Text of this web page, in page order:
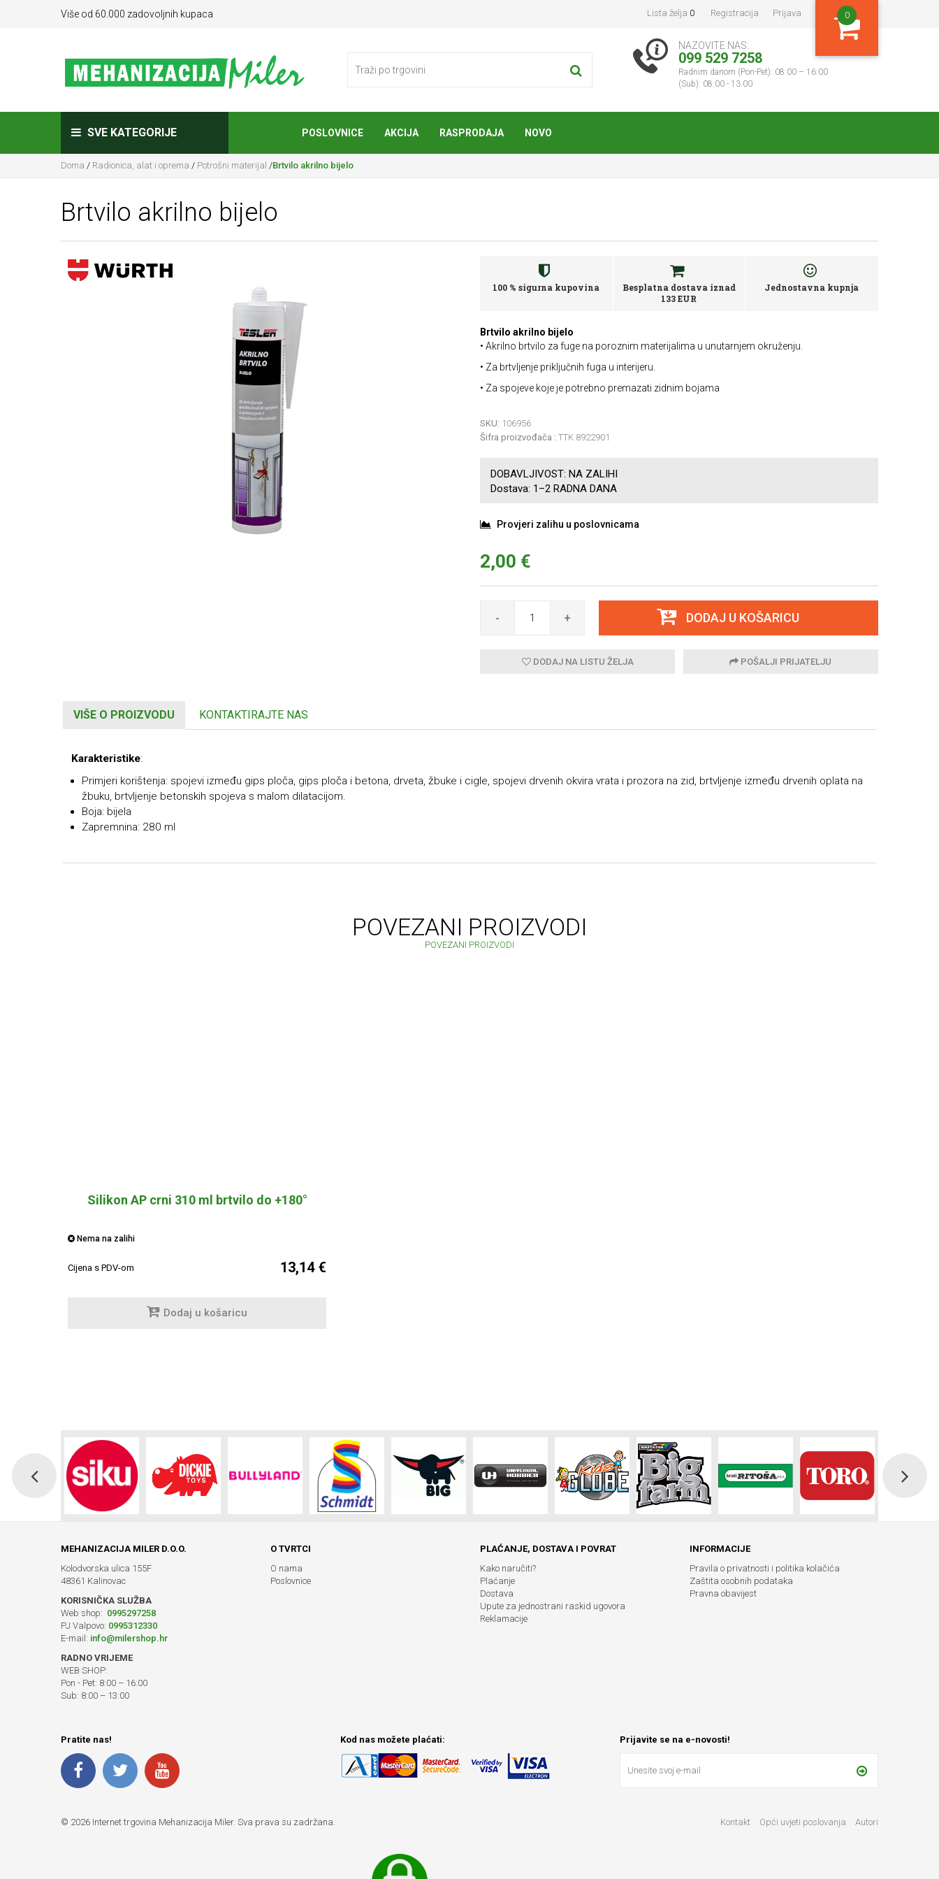
Više od 60.000 zadovoljnih kupaca Lista želja 0 Registracija Prijava 0
NAZOVITE NAS:
099 529 7258
Radnim danom (Pon-Pet): 08:00 – 16:00
(Sub): 08:00 - 13:00
SVE KATEGORIJE POSLOVNICE AKCIJA RASPRODAJA NOVO
Doma / Radionica, alat i oprema / Potrošni materijal /Brtvilo akrilno bijelo
Brtvilo akrilno bijelo
100 % sigurna kupovina
Besplatna dostava iznad
133 EUR
Jednostavna kupnja
Brtvilo akrilno bijelo
• Akrilno brtvilo za fuge na poroznim materijalima u unutarnjem okruženju.
• Za brtvljenje priključnih fuga u interijeru.
• Za spojeve koje je potrebno premazati zidnim bojama
SKU: 106956
Šifra proizvođača : TTK 8922901
DOBAVLJIVOST: NA ZALIHI
Dostava: 1–2 RADNA DANA
Provjeri zalihu u poslovnicama
2,00 €
- + DODAJ U KOŠARICU
DODAJ NA LISTU ŽELJA POŠALJI PRIJATELJU
VIŠE O PROIZVODU KONTAKTIRAJTE NAS
Karakteristike:
Primjeri korištenja: spojevi između gips ploča, gips ploča i betona, drveta, žbuke i cigle, spojevi drvenih okvira vrata i prozora na zid, brtvljenje između drvenih oplata na
žbuku, brtvljenje betonskih spojeva s malom dilatacijom.
Boja: bijela
Zapremnina: 280 ml
POVEZANI PROIZVODI
POVEZANI PROIZVODI
Silikon AP crni 310 ml brtvilo do +180°
Nema na zalihi
Cijena s PDV-om 13,14 €
Dodaj u košaricu
MEHANIZACIJA MILER D.O.O.
Kolodvorska ulica 155F
48361 Kalinovac
KORISNIČKA SLUŽBA
Web shop: 0995297258
PJ Valpovo: 0995312330
E-mail: info@milershop.hr
RADNO VRIJEME
WEB SHOP:
Pon - Pet: 8:00 – 16:00
Sub: 8:00 – 13:00
O TVRTCI
O nama
Poslovnice
PLAĆANJE, DOSTAVA I POVRAT
Kako naručiti?
Plaćanje
Dostava
Upute za jednostrani raskid ugovora
Reklamacije
INFORMACIJE
Pravila o privatnosti i politika kolačića
Zaštita osobnih podataka
Pravna obavijest
Pratite nas! Kod nas možete plaćati: Prijavite se na e-novosti!
© 2026 Internet trgovina Mehanizacija Miler. Sva prava su zadržana. Kontakt Opći uvjeti poslovanja Autori